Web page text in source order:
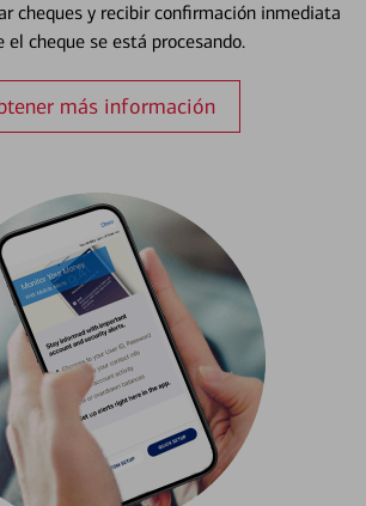
cheques y recibir confirmación inmediata
el cheque se está procesando.
más información